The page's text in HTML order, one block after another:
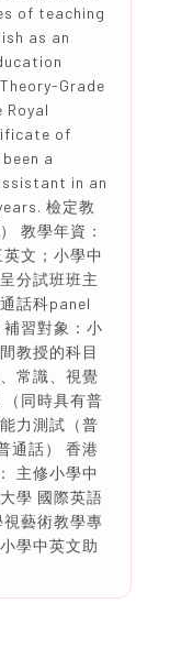
of teaching
as an
Grade
of
a
in an
檢定教
教學年資：
文；小學中
分試班班主
話科panel
習對象：小
教授的科目
常識、視覺
同時具有普
力測試（普
通話） 香港
主修小學中
學 國際英語
藝術教學專
學中英文助